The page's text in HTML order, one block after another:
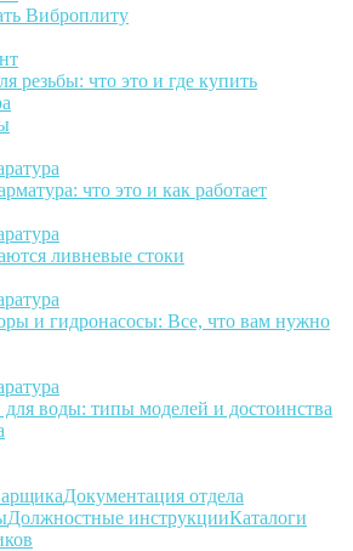
Виброплиту
резьбы: что это и где купить
что это и как работает
ливневые стоки
и гидронасосы: Все, что вам нужно
воды: типы моделей и достоинства
Документация отдела
Должностные инструкцииКаталоги